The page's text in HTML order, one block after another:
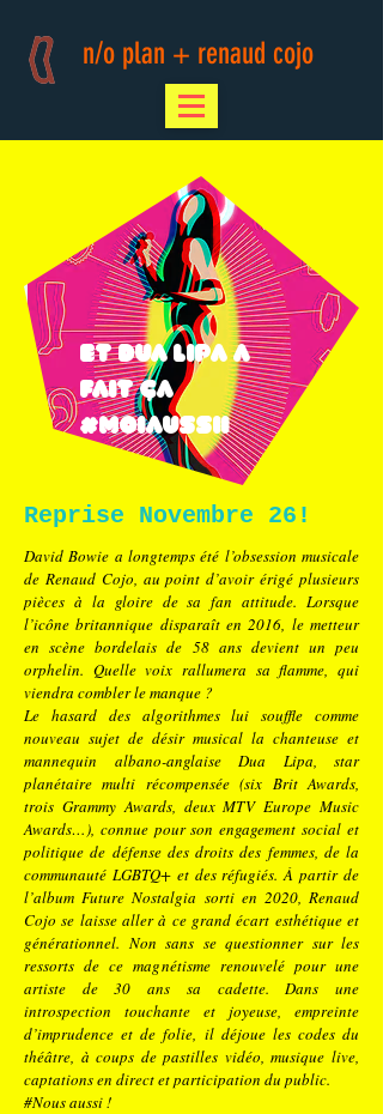
n/o plan + renaud cojo
Et Dua Lipa a
fait ça
#moiaussii
Reprise Novembre 26!
David Bowie a longtemps été l’obsession musicale
de Renaud Cojo, au point d’avoir érigé plusieurs
pièces à la gloire de sa fan attitude. Lorsque
l’icône britannique disparaît en 2016, le metteur
en scène bordelais de 58 ans devient un peu
orphelin. Quelle voix rallumera sa flamme, qui
viendra combler le manque ?
Le hasard des algorithmes lui souffle comme
nouveau sujet de désir musical la chanteuse et
mannequin albano-anglaise Dua Lipa, star
planétaire multi récompensée (six Brit Awards,
trois Grammy Awards, deux MTV Europe Music
Awards…), connue pour son engagement social et
politique de défense des droits des femmes, de la
communauté LGBTQ+ et des réfugiés. À partir de
l’album Future Nostalgia sorti en 2020, Renaud
Cojo se laisse aller à ce grand écart esthétique et
générationnel. Non sans se questionner sur les
ressorts de ce magnétisme renouvelé pour une
artiste de 30 ans sa cadette. Dans une
introspection touchante et joyeuse, empreinte
d’imprudence et de folie, il déjoue les codes du
théâtre, à coups de pastilles vidéo, musique live,
captations en direct et participation du public.
#Nous aussi !